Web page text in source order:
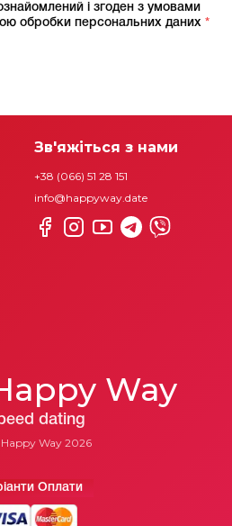
і згоден з умовами
обробки персональних даних *
Зв'яжіться з нами
+38 (066) 51 28 151
info@happyway.date
Way
dating
Way 2026
Оплати